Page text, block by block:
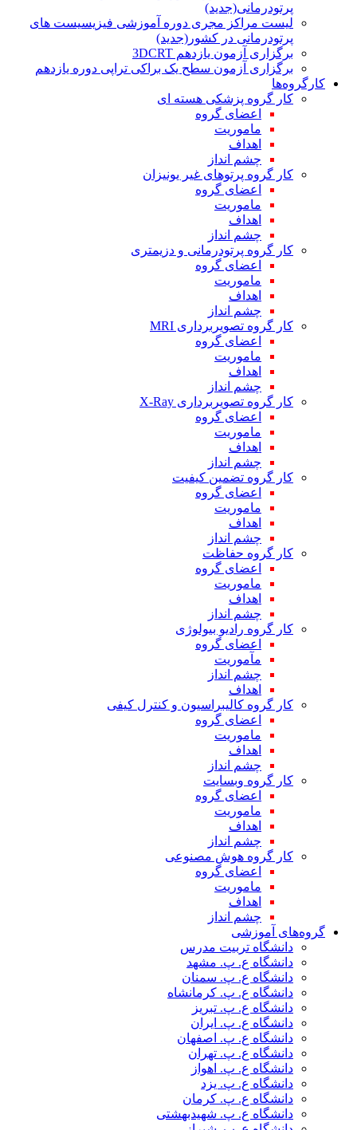
پرتودرمانی(جدید)
لیست مراکز مجری دوره آموزشی فیزیسیست های
پرتودرمانی در کشور(جدید)
برگزاری آزمون یازدهم 3DCRT
برگزاری آزمون سطح یک براکی تراپی دوره یازدهم
کارگروه‌ها
کار گروه پزشکی هسته ای
اعضای گروه
ماموریت
اهداف
چشم انداز
کار گروه پرتوهای غیر یونیزان
اعضای گروه
ماموریت
اهداف
چشم انداز
کار گروه پرتودرمانی و دزیمتری
اعضای گروه
ماموریت
اهداف
چشم انداز
کار گروه تصویربرداری MRI
اعضای گروه
ماموریت
اهداف
چشم انداز
کار گروه تصویربرداری X-Ray
اعضای گروه
ماموریت
اهداف
چشم انداز
کار گروه تضمین کیفیت
اعضای گروه
ماموریت
اهداف
چشم انداز
کار گروه حفاظت
اعضای گروه
ماموریت
اهداف
چشم انداز
کار گروه رادیو بیولوژی
اعضای گروه
مآموریت
چشم انداز
اهداف
کار گروه کالیبراسیون و کنترل کیفی
اعضای گروه
ماموریت
اهداف
چشم انداز
کار گروه وبسایت
اعضای گروه
ماموریت
اهداف
چشم انداز
کار گروه هوش مصنوعی
اعضای گروه
ماموریت
اهداف
چشم انداز
گروه‌های آموزشی
دانشگاه تربیت مدرس
دانشگاه ع. پ. مشهد
دانشگاه ع. پ. سمنان
دانشگاه ع. پ. کرمانشاه
دانشگاه ع. پ. تبریز
دانشگاه ع. پ. ایران
دانشگاه ع. پ. اصفهان
دانشگاه ع. پ. تهران
دانشگاه ع. پ. اهواز
دانشگاه ع. پ. یزد
دانشگاه ع. پ. کرمان
دانشگاه ع. پ. شهید‌بهشتی